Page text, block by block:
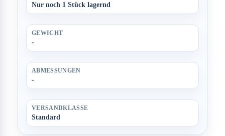
Nur noch 1 Stück lagernd
GEWICHT
-
ABMESSUNGEN
-
VERSANDKLASSE
Standard